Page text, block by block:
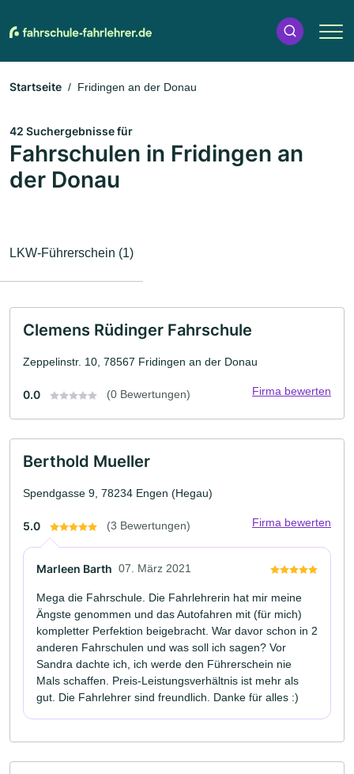
Startseite Fridingen an der Donau
42 Suchergebnisse für
Fahrschulen in Fridingen an
der Donau
LKW-Führerschein (1)
Clemens Rüdinger Fahrschule
Zeppelinstr. 10, 78567 Fridingen an der Donau
0.0 (0 Bewertungen) Firma bewerten
Berthold Mueller
Spendgasse 9, 78234 Engen (Hegau)
5.0 (3 Bewertungen) Firma bewerten
Marleen Barth 07. März 2021
Mega die Fahrschule. Die Fahrlehrerin hat mir meine
Ängste genommen und das Autofahren mit (für mich)
kompletter Perfektion beigebracht. War davor schon in 2
anderen Fahrschulen und was soll ich sagen? Vor
Sandra dachte ich, ich werde den Führerschein nie
Mals schaffen. Preis-Leistungsverhältnis ist mehr als
gut. Die Fahrlehrer sind freundlich. Danke für alles :)